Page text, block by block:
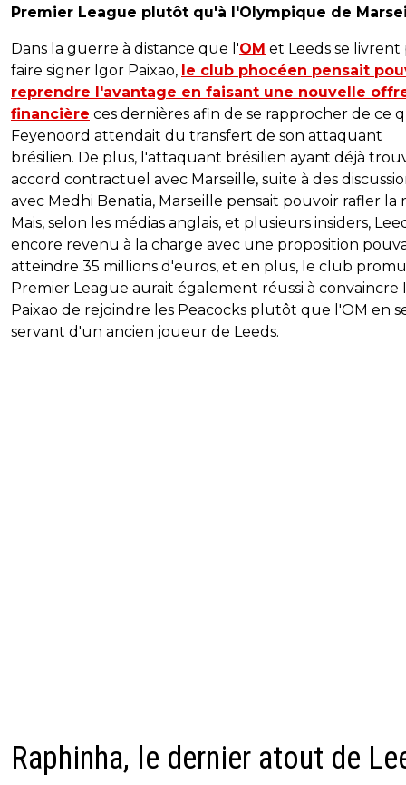
Premier League plutôt qu'à l'Olympique de
Dans la guerre à distance que l'OM et Leeds se
faire signer Igor Paixao, le club phocéen pensait
reprendre l'avantage en faisant une nouvelle
financière ces dernières afin de se rapprocher de ce
Feyenoord attendait du transfert de son attaquant
brésilien. De plus, l'attaquant brésilien ayant déjà
accord contractuel avec Marseille, suite à des
avec Medhi Benatia, Marseille pensait pouvoir rafler la
Mais, selon les médias anglais, et plusieurs insiders,
encore revenu à la charge avec une proposition
atteindre 35 millions d'euros, et en plus, le club
Premier League aurait également réussi à convaincre
Paixao de rejoindre les Peacocks plutôt que l'OM en
servant d'un ancien joueur de Leeds.
Raphinha, le dernier atout de